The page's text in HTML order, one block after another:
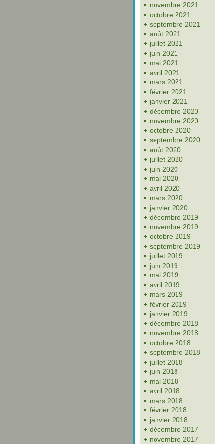
novembre 2021
octobre 2021
septembre 2021
août 2021
juillet 2021
juin 2021
mai 2021
avril 2021
mars 2021
février 2021
janvier 2021
décembre 2020
novembre 2020
octobre 2020
septembre 2020
août 2020
juillet 2020
juin 2020
mai 2020
avril 2020
mars 2020
janvier 2020
décembre 2019
novembre 2019
octobre 2019
septembre 2019
juillet 2019
juin 2019
mai 2019
avril 2019
mars 2019
février 2019
janvier 2019
décembre 2018
novembre 2018
octobre 2018
septembre 2018
juillet 2018
juin 2018
mai 2018
avril 2018
mars 2018
février 2018
janvier 2018
décembre 2017
novembre 2017